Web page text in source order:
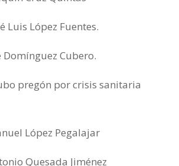
Luis López Fuentes.
Domínguez Cubero.
pregón por crisis sanitaria
López Pegalajar
Quesada Jiménez